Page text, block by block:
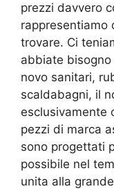
prezzi davvero
rappresentiamo
trovare. Ci
abbiate
novo sanitari,
scaldabagni, il
esclusivamente
pezzi di marca
sono progettati
possibile nel
unita alla